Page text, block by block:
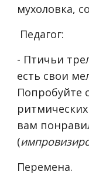
мухоловка,
Педагог:
- Птичьи
есть свои
Попробуйте
вам
(
Перемена.